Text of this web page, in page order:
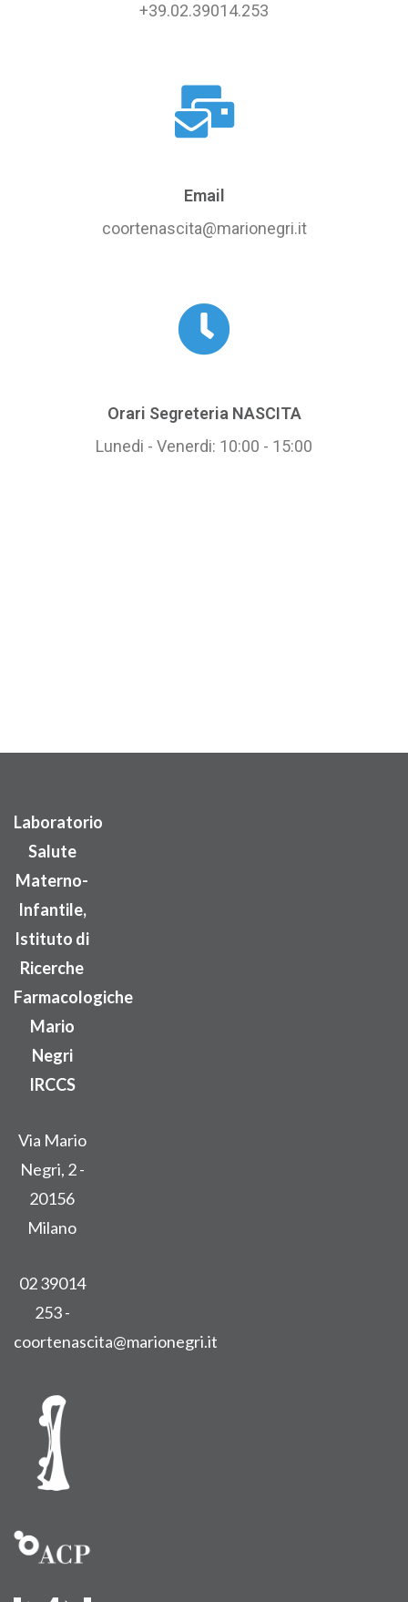
+39.02.39014.253
Email
coortenascita@marionegri.it
Orari Segreteria NASCITA
Lunedi - Venerdi: 10:00 - 15:00
Laboratorio
Salute
Materno-
Infantile,
Istituto di
Ricerche
Farmacologiche
Mario
Negri
IRCCS
Via Mario
Negri, 2 -
20156
Milano
02 39014
253 -
coortenascita@marionegri.it